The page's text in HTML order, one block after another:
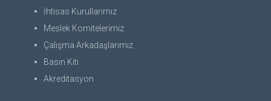
İhtisas Kurullarımız
Meslek Komitelerimiz
Çalışma Arkadaşlarımız
Basın Kiti
Akreditasyon